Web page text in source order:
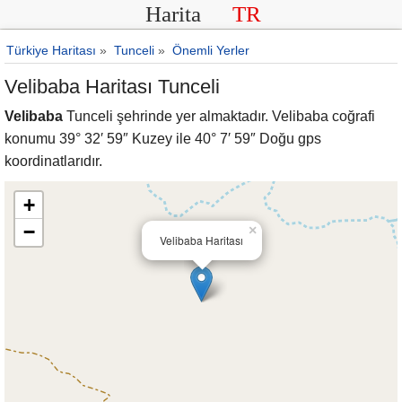
Harita TR
Türkiye Haritası » Tunceli » Önemli Yerler
Velibaba Haritası Tunceli
Velibaba Tunceli şehrinde yer almaktadır. Velibaba coğrafi
konumu 39° 32′ 59″ Kuzey ile 40° 7′ 59″ Doğu gps
koordinatlarıdır.
Velibaba Haritası
×
+
−